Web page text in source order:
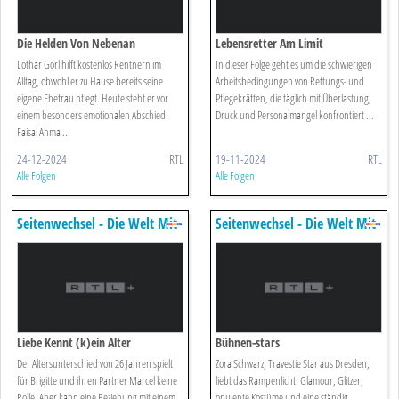
Die Helden Von Nebenan
Lothar Görl hilft kostenlos Rentnern im
Alltag, obwohl er zu Hause bereits seine
eigene Ehefrau pflegt. Heute steht er vor
einem besonders emotionalen Abschied.
Faisal Ahma ...
24-12-2024 RTL
Alle Folgen
Lebensretter Am Limit
In dieser Folge geht es um die schwierigen
Arbeitsbedingungen von Rettungs- und
Pflegekräften, die täglich mit Überlastung,
Druck und Personalmangel konfrontiert ...
19-11-2024 RTL
Alle Folgen
Seitenwechsel - Die Welt Mit
Anderen Augen Sehen
Liebe Kennt (k)ein Alter
Der Altersunterschied von 26 Jahren spielt
für Brigitte und ihren Partner Marcel keine
Seitenwechsel - Die Welt Mit
Anderen Augen Sehen
Bühnen-stars
Zora Schwarz, Travestie Star aus Dresden,
liebt das Rampenlicht. Glamour, Glitzer,